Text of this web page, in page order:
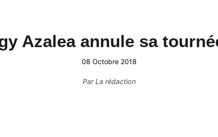
Azalea annule sa
08 Octobre 2018
ParLa rédaction